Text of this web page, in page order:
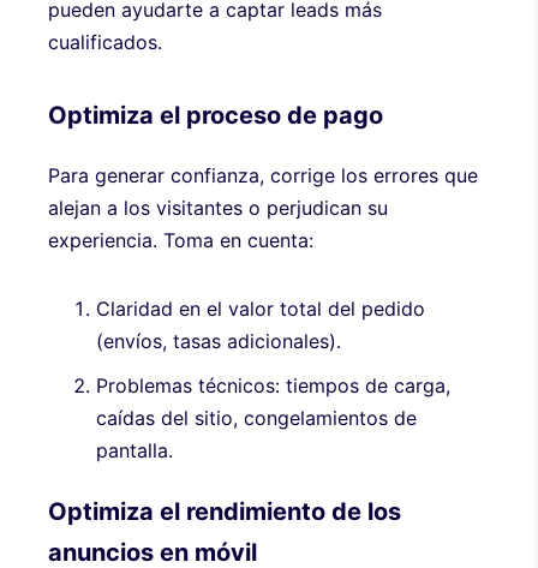
pueden ayudarte a captar leads más
cualificados.
Optimiza el proceso de pago
Para generar confianza, corrige los errores que
alejan a los visitantes o perjudican su
experiencia. Toma en cuenta:
Claridad en el valor total del pedido
(envíos, tasas adicionales).
Problemas técnicos: tiempos de carga,
caídas del sitio, congelamientos de
pantalla.
Optimiza el rendimiento de los
anuncios en móvil